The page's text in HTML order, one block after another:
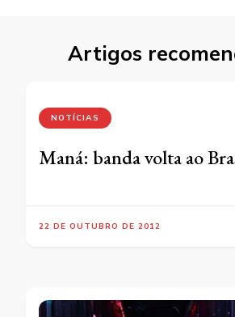
Artigos
NOTÍCIAS
Maná: banda volta ao
22 DE OUTUBRO DE 2012